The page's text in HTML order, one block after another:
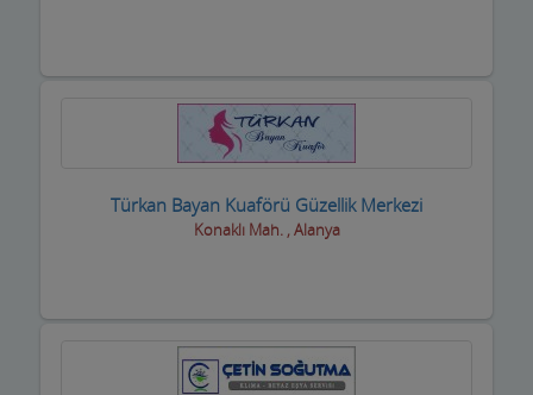
Türkan Bayan Kuaförü Güzellik Merkezi
Konaklı Mah. , Alanya